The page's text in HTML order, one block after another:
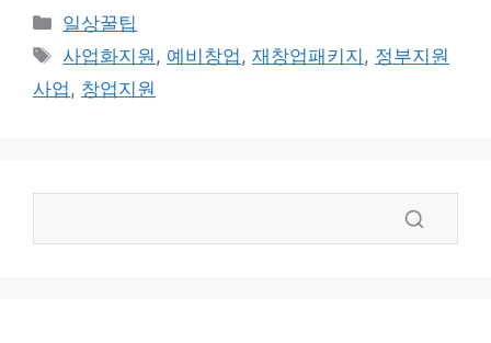
카
테
리
일상꿀팁
태
그
사업화지원, 예비창업,재창업패키지 , 정부지원
사업, 창업지원